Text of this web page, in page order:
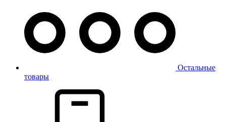
Остальные
товары